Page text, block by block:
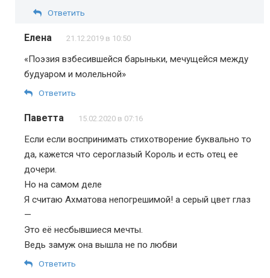
Ответить
Елена 21.12.2019 в 10:50
«Поэзия взбесившейся барыньки, мечущейся между
будуаром и молельной»
Ответить
Паветта 15.02.2020 в 07:16
Если если воспринимать стихотворение буквально то
да, кажется что сероглазый Король и есть отец ее
дочери.
Но на самом деле
Я считаю Ахматова непогрешимой! а серый цвет глаз
—
Это её несбывшиеся мечты.
Ведь замуж она вышла не по любви
Ответить